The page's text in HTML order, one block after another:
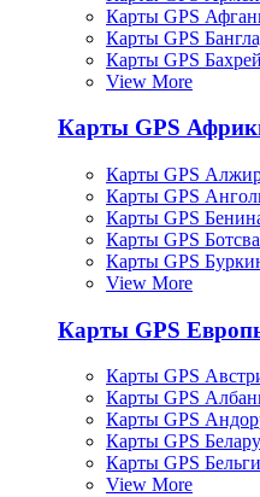
Карты GPS
Карты GPS
Карты GPS
View More
Карты GPS
Карты GPS
Карты GPS
Карты GPS
Карты GPS
Карты GPS
View More
Карты GPS
Карты GPS
Карты GPS
Карты GPS
Карты GPS
Карты GPS
View More